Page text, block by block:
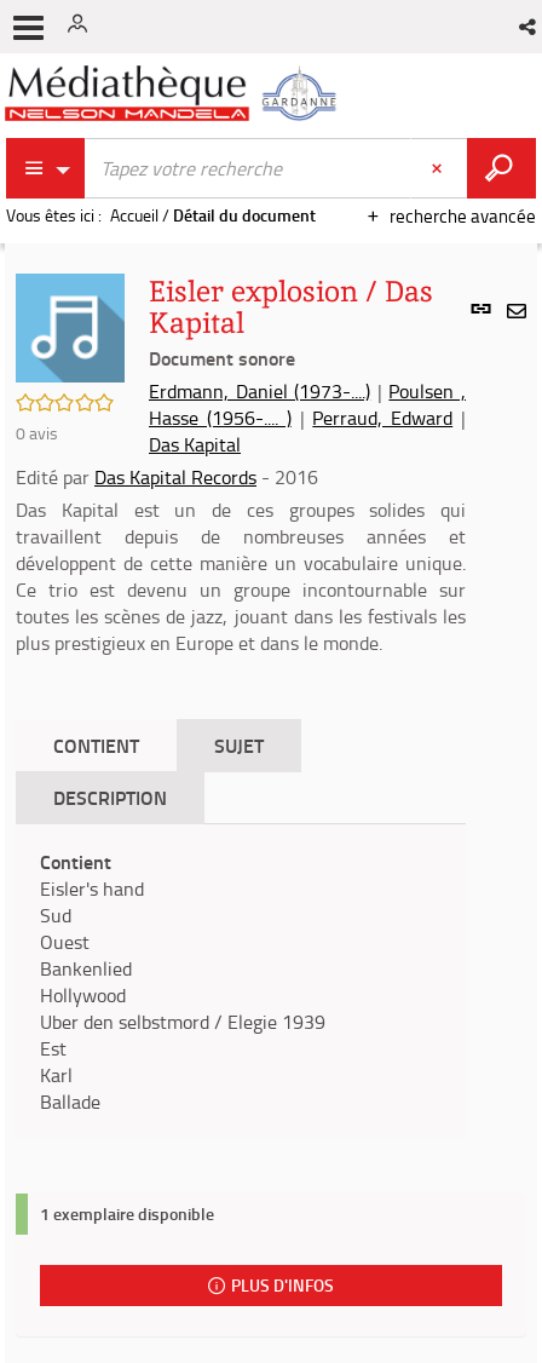
recherche avancée
Vous êtes ici : Accueil/ Détail du document
Lien
/5
0avis
Eisler explosion / Das
Kapital
Document sonore
Erdmann, Daniel (1973-....) | Poulsen ,
Hasse (1956-.... )| Perraud, Edward |
Das Kapital
Edité par Das Kapital Records - 2016
Das Kapital est un de ces groupes solides qui
travaillent depuis de nombreuses années et
développent de cette manière un vocabulaire unique.
Ce trio est devenu un groupe incontournable sur
toutes les scènes de jazz, jouant dans les festivals les
plus prestigieux en Europe et dans le monde.
CONTIENT
SUJET
DESCRIPTION
Contient
Eisler's hand
Sud
Ouest
Bankenlied
Hollywood
Uber den selbstmord / Elegie 1939
Est
Karl
Ballade
1 exemplaire disponible
PLUS D'INFOS